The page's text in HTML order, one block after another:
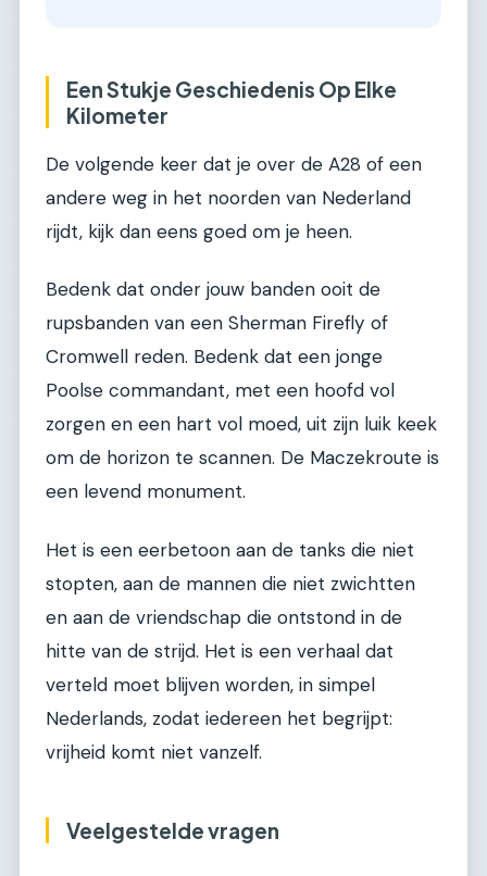
Een Stukje Geschiedenis Op Elke
Kilometer
De volgende keer dat je over de A28 of een
andere weg in het noorden van Nederland
rijdt, kijk dan eens goed om je heen.
Bedenk dat onder jouw banden ooit de
rupsbanden van een Sherman Firefly of
Cromwell reden. Bedenk dat een jonge
Poolse commandant, met een hoofd vol
zorgen en een hart vol moed, uit zijn luik keek
om de horizon te scannen. De Maczekroute is
een levend monument.
Het is een eerbetoon aan de tanks die niet
stopten, aan de mannen die niet zwichtten
en aan de vriendschap die ontstond in de
hitte van de strijd. Het is een verhaal dat
verteld moet blijven worden, in simpel
Nederlands, zodat iedereen het begrijpt:
vrijheid komt niet vanzelf.
Veelgestelde vragen